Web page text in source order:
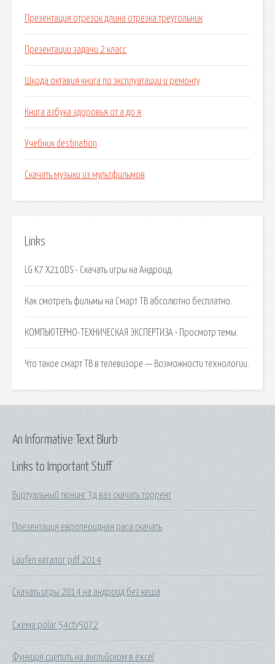
Презентация отрезок длина отрезка треугольник
Презентации задачи 2 класс
Шкода октавия книга по эксплуатации и ремонту
Книга азбука здоровья от а до я
Учебник destination
Скачать музыки из мультфильмов
Links
LG K7 X210DS - Скачать игры на Андроид.
Как смотреть фильмы на Смарт ТВ абсолютно бесплатно.
КОМПЬЮТЕРНО-ТЕХНИЧЕСКАЯ ЭКСПЕРТИЗА • Просмотр темы.
Что такое смарт ТВ в телевизоре — Возможности технологии.
Links to Important Stuff
Виртуальный тюнинг 3д ваз скачать торрент
Презентация европеоидная раса скачать
Laufen каталог pdf 2014
Скачать игры 2014 на андроид без кеша
Схема polar 54ctv5072
Функция сцепить на английском в excel
An Informative Text Blurb